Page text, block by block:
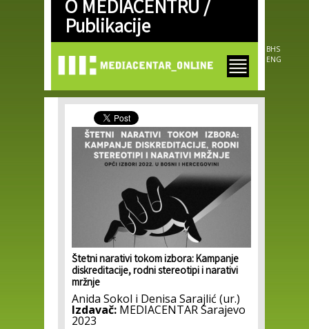
Skip to
main
content
O MEDIACENTRU /
Publikacije
BHS
ENG
Štetni narativi tokom izbora: Kampanje
diskreditacije, rodni stereotipi i narativi
mržnje
Anida Sokol i Denisa Sarajlić (ur.)
Izdavač: MEDIACENTAR Sarajevo
2023